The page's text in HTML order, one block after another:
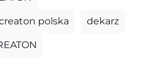
polska dekarz